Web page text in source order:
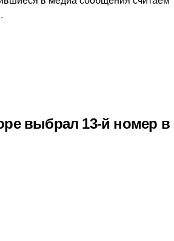
выбрал 13-й номер в